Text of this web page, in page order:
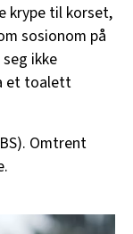
krype til korset,
sosionom på
ikke
et toalett
Omtrent